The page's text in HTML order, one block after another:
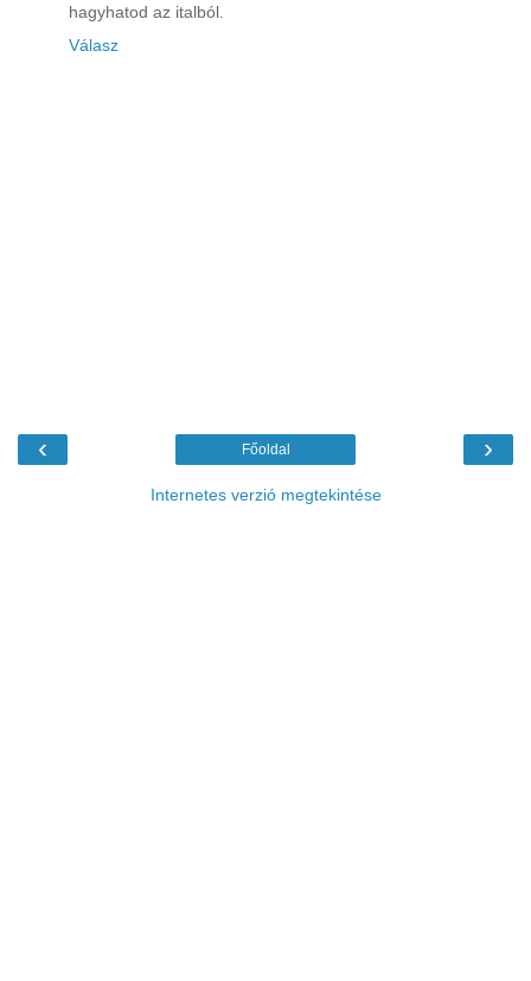
hagyhatod az italból.
Válasz
‹ ›
Főoldal
Internetes verzió megtekintése